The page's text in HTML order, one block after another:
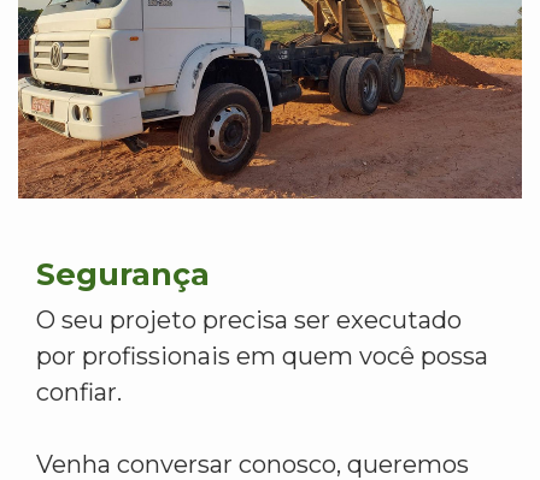
Segurança
O seu projeto precisa ser executado
por profissionais em quem você possa
confiar.
Venha conversar conosco, queremos